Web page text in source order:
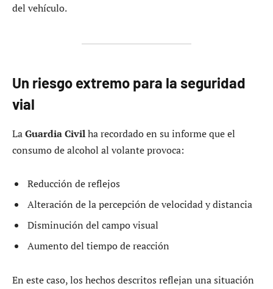
del vehículo.
Un riesgo extremo para la seguridad
vial
LaGuardia Civilha recordado en su informe que el
consumo de alcohol al volante provoca:
Reducción de reflejos
Alteración de la percepción de velocidad y distancia
Disminución del campo visual
Aumento del tiempo de reacción
En este caso, los hechos descritos reflejan una situación